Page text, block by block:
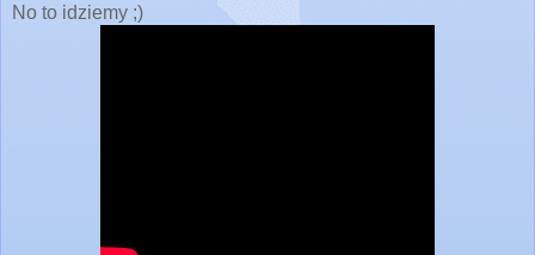
No to idziemy ;)